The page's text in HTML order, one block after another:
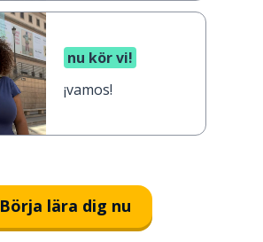
nu kör vi!
¡vamos!
Börja lära dig nu